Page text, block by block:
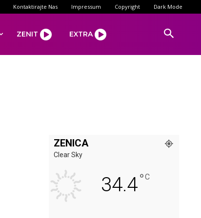
Kontaktirajte Nas Impressum Copyright Dark Mode
ZENIT EXTRA
ZENICA
Clear Sky
34.4°C